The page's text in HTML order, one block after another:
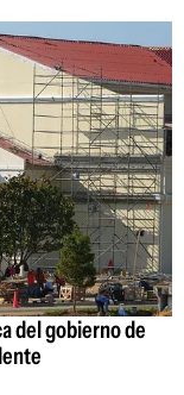
del gobierno de